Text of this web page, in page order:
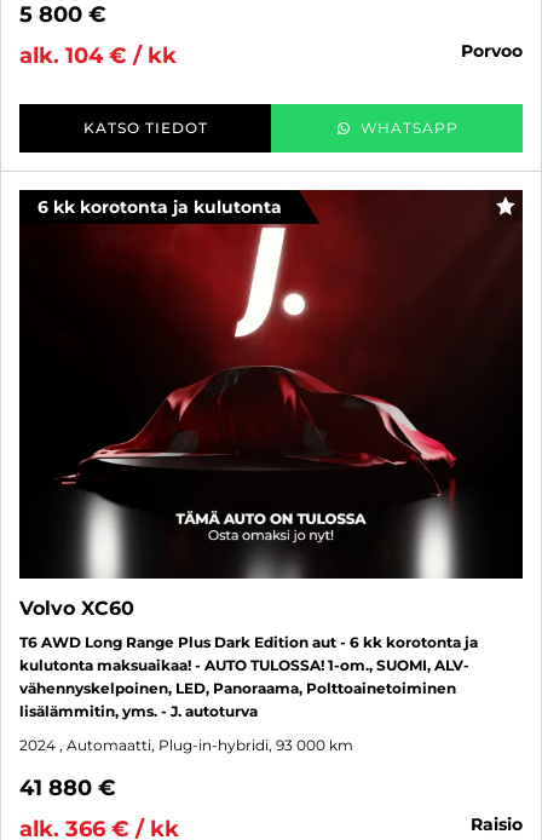
5 800 €
alk. 104 € / kk
porvoo
KATSO TIEDOT WHATSAPP
6 kk korotonta ja kulutonta
Volvo XC60
T6 AWD Long Range Plus Dark Edition aut - 6 kk korotonta ja
kulutonta maksuaikaa! - AUTO TULOSSA! 1-om., SUOMI, ALV-
vähennyskelpoinen, LED, Panoraama, Polttoainetoiminen
lisälämmitin, yms. - J. autoturva
2024 , Automaatti, Plug-in-hybridi, 93 000 km
41 880 €
alk. 366 € / kk
raisio